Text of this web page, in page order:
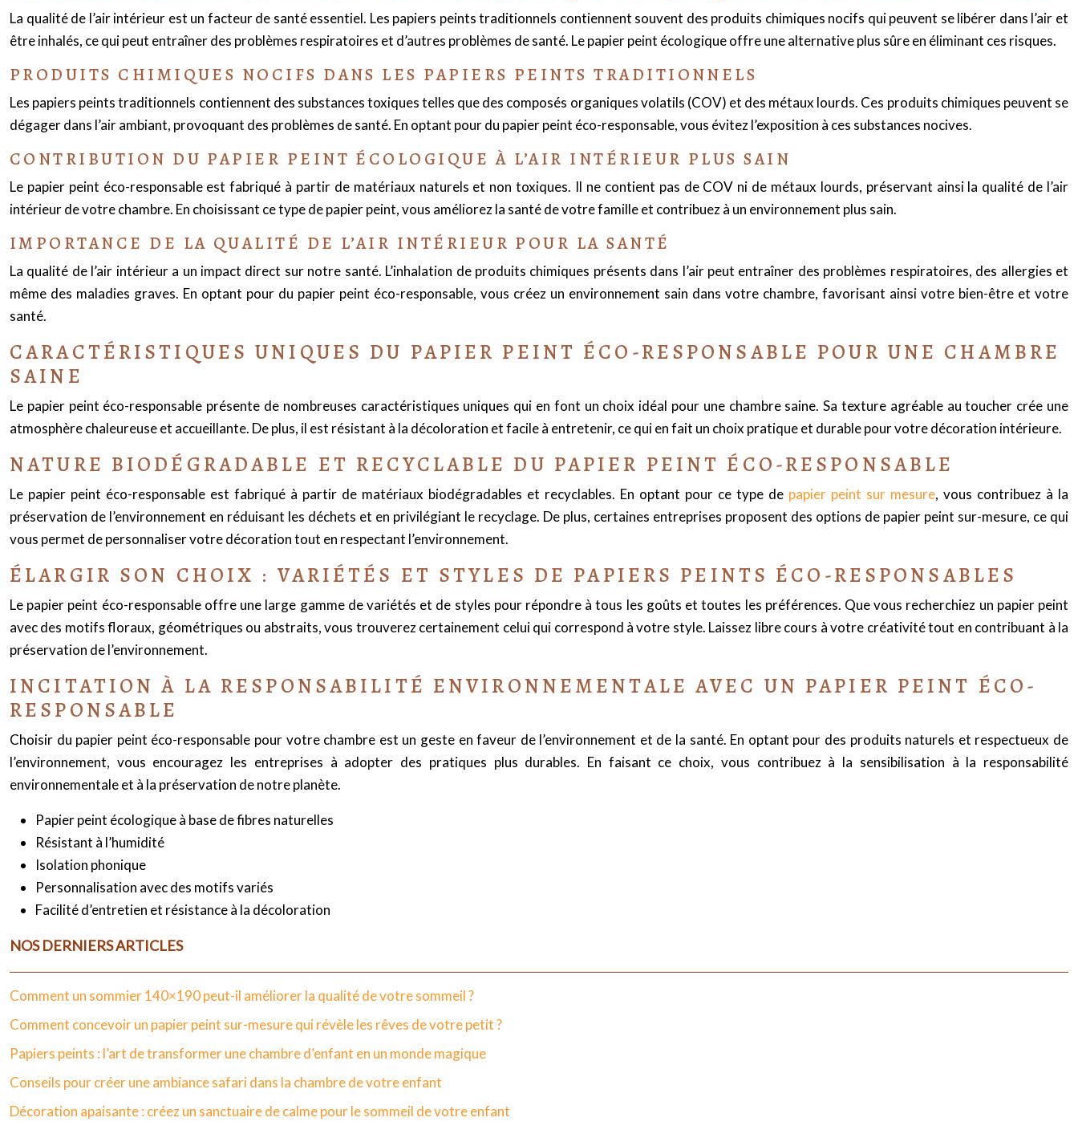
La qualité de l’air intérieur est un facteur de santé essentiel. Les papiers peints traditionnels contiennent souvent des produits chimiques nocifs qui peuvent se libérer dans l’air et
être inhalés, ce qui peut entraîner des problèmes respiratoires et d’autres problèmes de santé. Le papier peint écologique offre une alternative plus sûre en éliminant ces risques.
PRODUITS CHIMIQUES NOCIFS DANS LES PAPIERS PEINTS TRADITIONNELS
Les papiers peints traditionnels contiennent des substances toxiques telles que des composés organiques volatils (COV) et des métaux lourds. Ces produits chimiques peuvent se
dégager dans l’air ambiant, provoquant des problèmes de santé. En optant pour du papier peint éco-responsable, vous évitez l’exposition à ces substances nocives.
CONTRIBUTION DU PAPIER PEINT ÉCOLOGIQUE À L’AIR INTÉRIEUR PLUS SAIN
Le papier peint éco-responsable est fabriqué à partir de matériaux naturels et non toxiques. Il ne contient pas de COV ni de métaux lourds, préservant ainsi la qualité de l’air
intérieur de votre chambre. En choisissant ce type de papier peint, vous améliorez la santé de votre famille et contribuez à un environnement plus sain.
IMPORTANCE DE LA QUALITÉ DE L’AIR INTÉRIEUR POUR LA SANTÉ
La qualité de l’air intérieur a un impact direct sur notre santé. L’inhalation de produits chimiques présents dans l’air peut entraîner des problèmes respiratoires, des allergies et
même des maladies graves. En optant pour du papier peint éco-responsable, vous créez un environnement sain dans votre chambre, favorisant ainsi votre bien-être et votre
santé.
CARACTÉRISTIQUES UNIQUES DU PAPIER PEINT ÉCO-RESPONSABLE POUR UNE CHAMBRE
SAINE
Le papier peint éco-responsable présente de nombreuses caractéristiques uniques qui en font un choix idéal pour une chambre saine. Sa texture agréable au toucher crée une
atmosphère chaleureuse et accueillante. De plus, il est résistant à la décoloration et facile à entretenir, ce qui en fait un choix pratique et durable pour votre décoration intérieure.
NATURE BIODÉGRADABLE ET RECYCLABLE DU PAPIER PEINT ÉCO-RESPONSABLE
Le papier peint éco-responsable est fabriqué à partir de matériaux biodégradables et recyclables. En optant pour ce type de papier peint sur mesure, vous contribuez à la
préservation de l’environnement en réduisant les déchets et en privilégiant le recyclage. De plus, certaines entreprises proposent des options de papier peint sur-mesure, ce qui
vous permet de personnaliser votre décoration tout en respectant l’environnement.
ÉLARGIR SON CHOIX : VARIÉTÉS ET STYLES DE PAPIERS PEINTS ÉCO-RESPONSABLES
Le papier peint éco-responsable offre une large gamme de variétés et de styles pour répondre à tous les goûts et toutes les préférences. Que vous recherchiez un papier peint
avec des motifs floraux, géométriques ou abstraits, vous trouverez certainement celui qui correspond à votre style. Laissez libre cours à votre créativité tout en contribuant à la
préservation de l’environnement.
INCITATION À LA RESPONSABILITÉ ENVIRONNEMENTALE AVEC UN PAPIER PEINT ÉCO-
RESPONSABLE
Choisir du papier peint éco-responsable pour votre chambre est un geste en faveur de l’environnement et de la santé. En optant pour des produits naturels et respectueux de
l’environnement, vous encouragez les entreprises à adopter des pratiques plus durables. En faisant ce choix, vous contribuez à la sensibilisation à la responsabilité
environnementale et à la préservation de notre planète.
Papier peint écologique à base de fibres naturelles
Résistant à l’humidité
Isolation phonique
Personnalisation avec des motifs variés
Facilité d’entretien et résistance à la décoloration
NOS DERNIERS ARTICLES
Comment un sommier 140×190 peut-il améliorer la qualité de votre sommeil ?
Comment concevoir un papier peint sur-mesure qui révèle les rêves de votre petit ?
Papiers peints : l’art de transformer une chambre d’enfant en un monde magique
Conseils pour créer une ambiance safari dans la chambre de votre enfant
Décoration apaisante : créez un sanctuaire de calme pour le sommeil de votre enfant